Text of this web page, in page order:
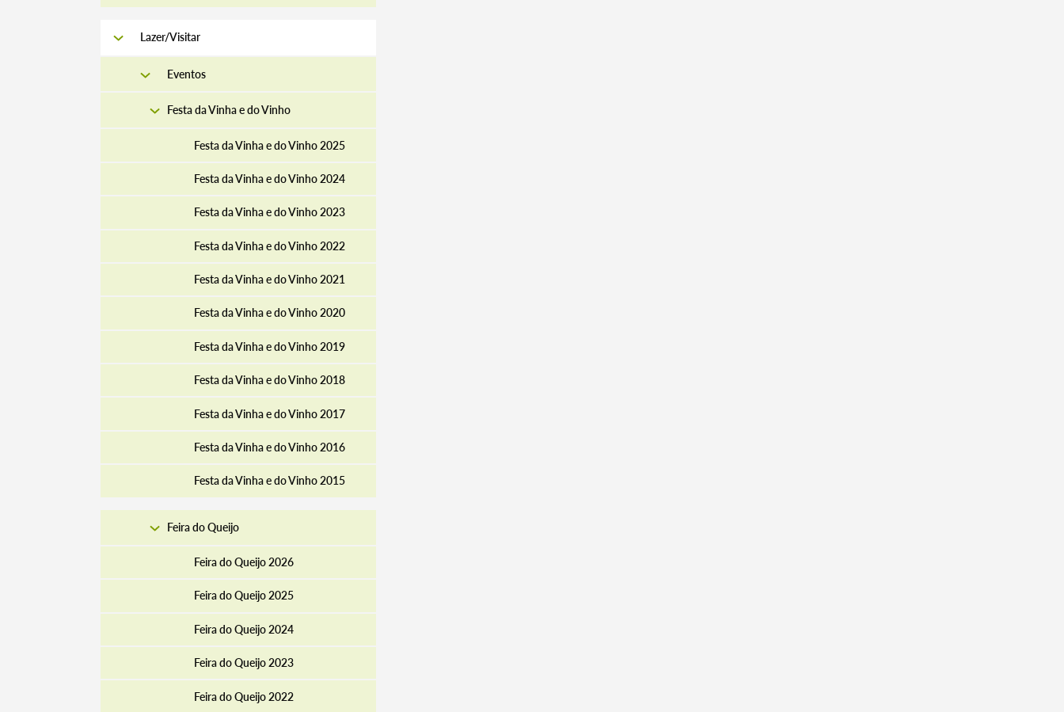
Termo de Pesquisa
Categorias gerais
Lazer/Visitar
Eventos
Festa da Vinha e do Vinho
Festa da Vinha e do Vinho 2025
Festa da Vinha e do Vinho 2024
Festa da Vinha e do Vinho 2023
Festa da Vinha e do Vinho 2022
Festa da Vinha e do Vinho 2021
Festa da Vinha e do Vinho 2020
Festa da Vinha e do Vinho 2019
Festa da Vinha e do Vinho 2018
Festa da Vinha e do Vinho 2017
Festa da Vinha e do Vinho 2016
Festa da Vinha e do Vinho 2015
Feira do Queijo
Feira do Queijo 2026
Feira do Queijo 2025
Feira do Queijo 2024
Feira do Queijo 2023
Feira do Queijo 2022